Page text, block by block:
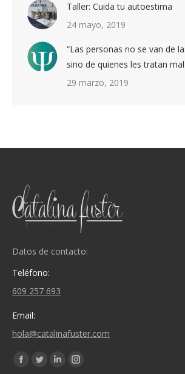
Taller: Cuida tu autoestima
24 mayo, 2019
“Las personas no se van de
sino de quienes les tratan
29 marzo, 2019
Datos de contacto:
Teléfono:
609 257 693
Email:
hola@catalinafuster.com
Encuéntranos en:
Facebook
TwitterLinkedinInstagram